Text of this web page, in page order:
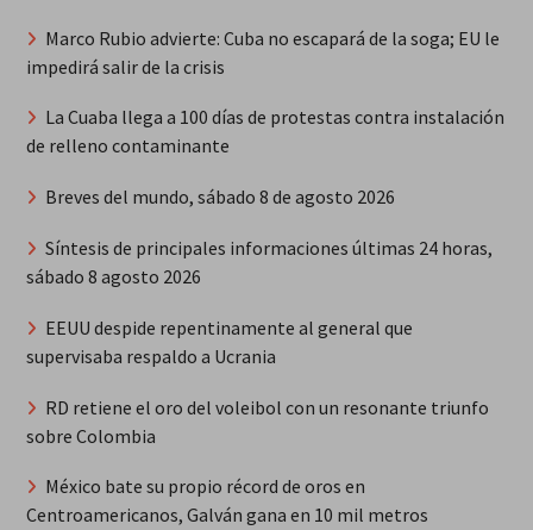
Marco Rubio advierte: Cuba no escapará de la soga; EU le
impedirá salir de la crisis
La Cuaba llega a 100 días de protestas contra instalación
de relleno contaminante
Breves del mundo, sábado 8 de agosto 2026
Síntesis de principales informaciones últimas 24 horas,
sábado 8 agosto 2026
EEUU despide repentinamente al general que
supervisaba respaldo a Ucrania
RD retiene el oro del voleibol con un resonante triunfo
sobre Colombia
México bate su propio récord de oros en
Centroamericanos, Galván gana en 10 mil metros